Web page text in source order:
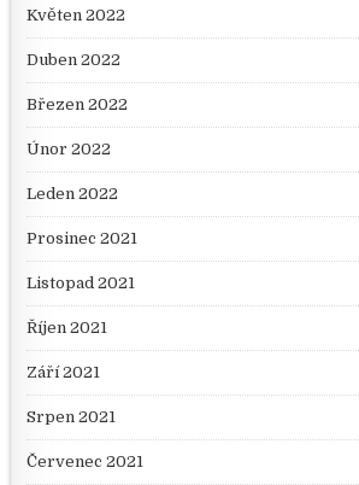
Květen 2022
Duben 2022
Březen 2022
Únor 2022
Leden 2022
Prosinec 2021
Listopad 2021
Říjen 2021
Září 2021
Srpen 2021
Červenec 2021